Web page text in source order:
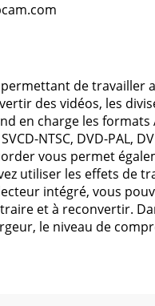
de travailler
des vidéos, les
charge les formats
NTSC, DVD-PAL,
vous permet
utiliser les effets de
intégré, vous
et à reconvertir.
le niveau de